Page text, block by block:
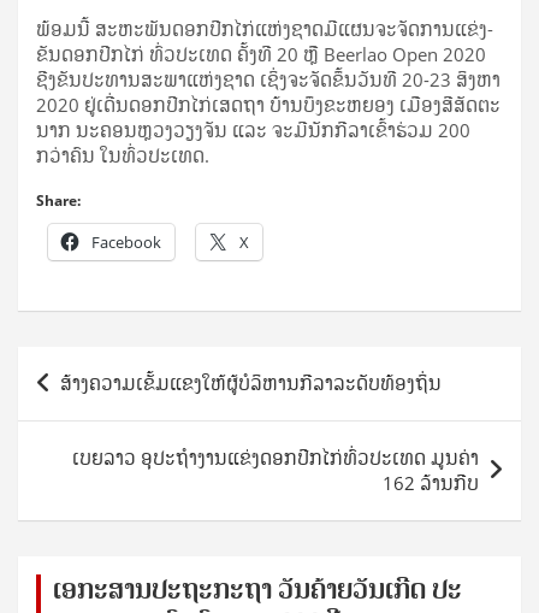
ພ້ອມ​ນີ້ ສະ­ຫະ­ພັນ​ດອກ​ປີກ​ໄກ່​ແຫ່ງ​ຊາດ​ມີ​ແຜນ​ຈະ​ຈັດ­ການ​ແຂ່ງ­
ຂັນ​ດອກ​ປີກ​ໄກ່ ທົ່ວ​ປະ­ເທດ ຄັ້ງ​ທີ 20 ຫຼື Beerlao Open 2020
ຊີງ​ຂັນ​ປະ­ທານ​ສະ­ພາ​ແຫ່ງ​ຊາດ ເຊິ່ງ​ຈະ​ຈັດ​ຂຶ້ນ​ວັນ​ທີ 20-23 ສິງ­ຫາ
2020 ຢູ່​ເດີ່ນ​ດອກ​ປີກ​ໄກ່​ເສດ​ຖາ ບ້ານ​ບຶງ​ຂະ​ຫຍອງ ເມືອງ​ສີ​ສັດ­ຕະ​
ນາກ ນະ­ຄອນ­ຫຼວງ​ວຽງ​ຈັນ ແລະ ຈະ​ມີ​ນັກ­ກີ­ລາ​ເຂົ້າ​ຮ່ວມ 200
ກວ່າ​ຄົນ ໃນ​ທົ່ວ​ປະ­ເທດ.
Share:
Facebook X
Post
navigation
ສ້າງຄວາມເຂັ້ມແຂງໃຫ້ຜູ້ບໍລິຫານກີລາລະດັບທ້ອງຖິ່ນ
ເບຍລາວ ອຸປະຖຳງານແຂ່ງດອກປີກໄກ່ທົ່ວປະເທດ ມູນຄ່າ
162 ລ້ານກີບ
ເອ​ກະ​ສານ​ປະ​ຖະ​ກະ​ຖ​າ ວັນ​ຄ້າຍ​ວັນ​ເກີດ ປ​ະ​